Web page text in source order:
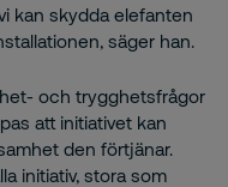
kan skydda elefanten
säger han.
och trygghetsfrågor
att initiativet kan
den förtjänar.
initiativ, stora som